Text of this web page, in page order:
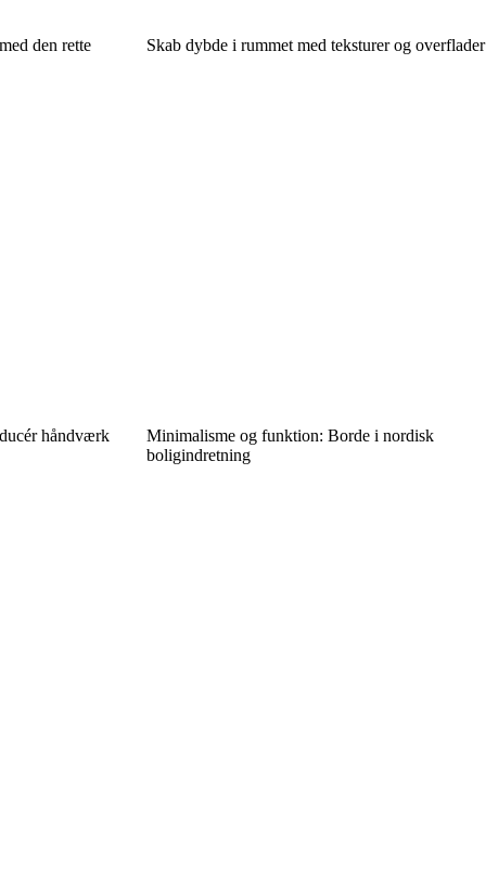
den rette
Skab dybde i rummet med teksturer og overflader
håndværk
Minimalisme og funktion: Borde i nordisk
boligindretning